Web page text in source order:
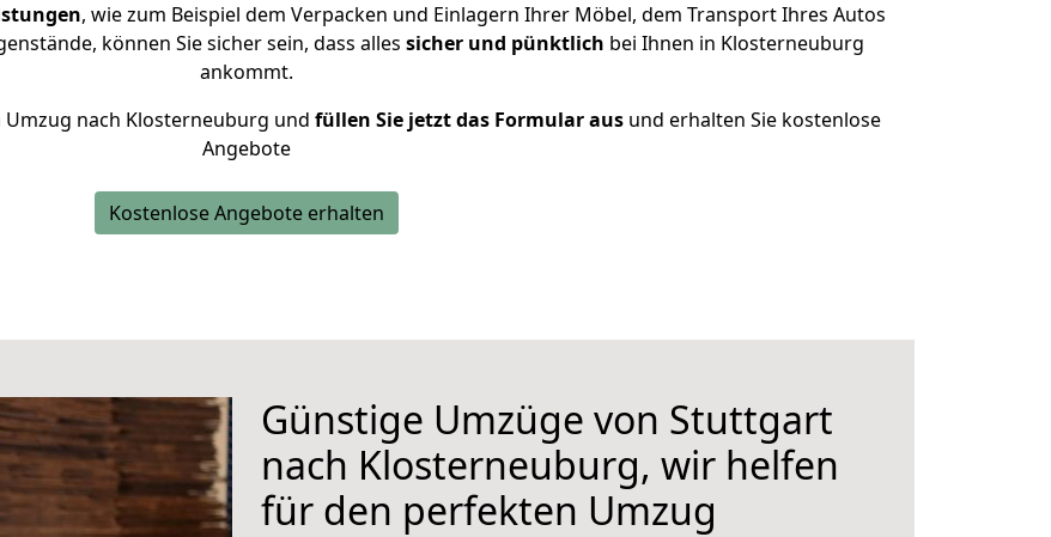
, wie zum Beispiel dem Verpacken und Einlagern Ihrer Möbel, dem Transport Ihres Autos
können Sie sicher sein, dass alles sicher und pünktlich bei Ihnen in Klosterneuburg
ankommt.
nach Klosterneuburg und füllen Sie jetzt das Formular aus und erhalten Sie kostenlose
Angebote
Kostenlose Angebote erhalten
Günstige Umzüge von Stuttgart
nach Klosterneuburg, wir helfen
für den perfekten Umzug